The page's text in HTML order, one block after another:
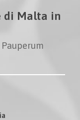
di Malta in